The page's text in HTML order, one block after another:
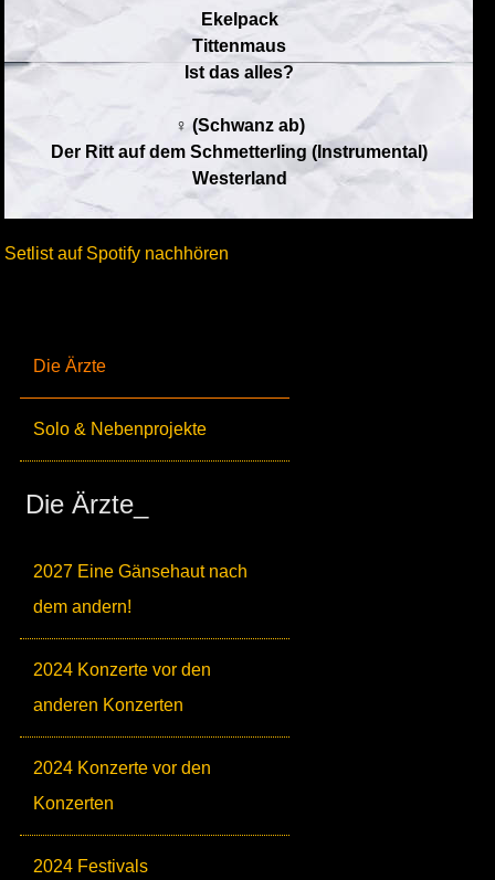
Die Ärzte
Solo & Nebenprojekte
Die Ärzte_
2027 Eine Gänsehaut nach
dem andern!
2024 Konzerte vor den
anderen Konzerten
2024 Konzerte vor den
Konzerten
2024 Festivals
Ekelpack
Tittenmaus
Ist das alles?
♀ (Schwanz ab)
Der Ritt auf dem Schmetterling (Instrumental)
Westerland
Setlist auf Spotify nachhören